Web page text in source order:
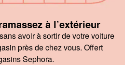
à l’extérieur
avoir à sortir de votre voiture
près de chez vous. Offert
Sephora.